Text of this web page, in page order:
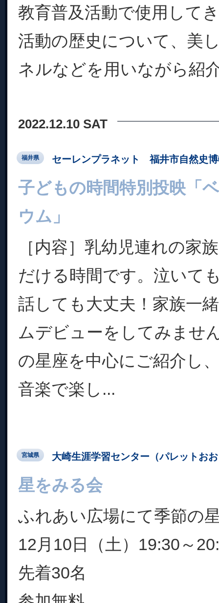
教育普及活動で使用して
活動の歴史について、美
ネルなどを用いながら紹
2022.12.10 SAT
福井県 セーレンプラネット 福井市自然史
子どもの時間特別投映「
ウム」
［内容］乳幼児連れの家
だける時間です。泣いて
話しても大丈夫！家族一
ムデビューをしてみませ
の星座を中心にご紹介し
音楽で楽し...
宮城県 大崎生涯学習センター（パレットお
星をみる会
ふれあい広場にて季節の
12月10日（土）19:30～
先着30名